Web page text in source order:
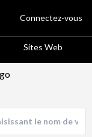
Sites Web
Connectez-vous